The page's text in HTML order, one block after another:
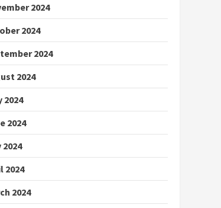
2024
2024
2024
2024
2024
2024
2024
2024
2024